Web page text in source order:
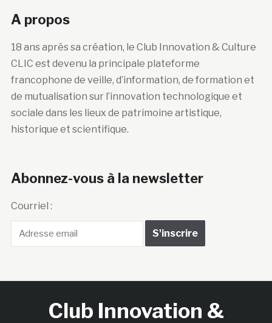
A propos
18 ans après sa création, le Club Innovation & Culture
CLIC est devenu la principale plateforme
francophone de veille, d’information, de formation et
de mutualisation sur l’innovation technologique et
sociale dans les lieux de patrimoine artistique,
historique et scientifique.
Abonnez-vous à la newsletter
Courriel :
Club Innovation &